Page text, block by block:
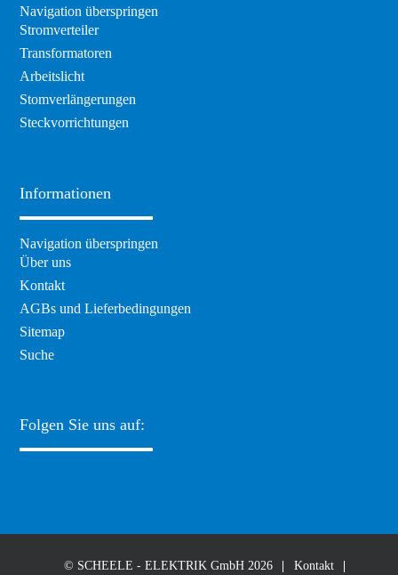
Navigation überspringen
Stromverteiler
Transformatoren
Arbeitslicht
Stomverlängerungen
Steckvorrichtungen
Informationen
Navigation überspringen
Über uns
Kontakt
AGBs und Lieferbedingungen
Sitemap
Suche
Folgen Sie uns auf:
© SCHEELE - ELEKTRIK GmbH 2026 Kontakt